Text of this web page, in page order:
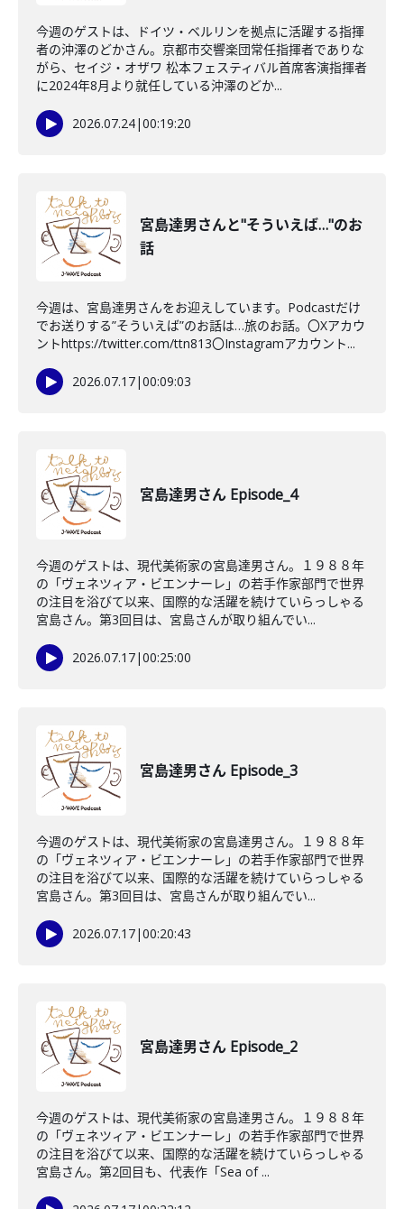
今週のゲストは、ドイツ・ベルリンを拠点に活躍する指揮
者の沖澤のどかさん。京都市交響楽団常任指揮者でありな
がら、セイジ・オザワ 松本フェスティバル首席客演指揮者
に2024年8月より就任している沖澤のどか...
2026.07.24|00:19:20
宮島達男さんと"そういえば…"のお
話
今週は、宮島達男さんをお迎えしています。Podcastだけ
でお送りする”そういえば”のお話は…旅のお話。〇Xアカウ
ントhttps://twitter.com/ttn813〇Instagramアカウント...
2026.07.17|00:09:03
宮島達男さん Episode_4
今週のゲストは、現代美術家の宮島達男さん。１９８８年
の「ヴェネツィア・ビエンナーレ」の若手作家部門で世界
の注目を浴びて以来、国際的な活躍を続けていらっしゃる
宮島さん。第3回目は、宮島さんが取り組んでい...
2026.07.17|00:25:00
宮島達男さん Episode_3
今週のゲストは、現代美術家の宮島達男さん。１９８８年
の「ヴェネツィア・ビエンナーレ」の若手作家部門で世界
の注目を浴びて以来、国際的な活躍を続けていらっしゃる
宮島さん。第3回目は、宮島さんが取り組んでい...
2026.07.17|00:20:43
宮島達男さん Episode_2
今週のゲストは、現代美術家の宮島達男さん。１９８８年
の「ヴェネツィア・ビエンナーレ」の若手作家部門で世界
の注目を浴びて以来、国際的な活躍を続けていらっしゃる
宮島さん。第2回目も、代表作「Sea of ...